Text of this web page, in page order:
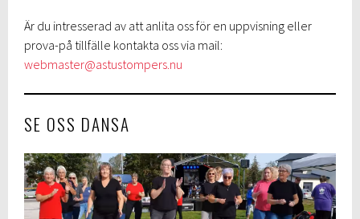
Är du intresserad av att anlita oss för en uppvisning eller
prova-på tillfälle kontakta oss via mail:
webmaster@astustompers.nu
SE OSS DANSA